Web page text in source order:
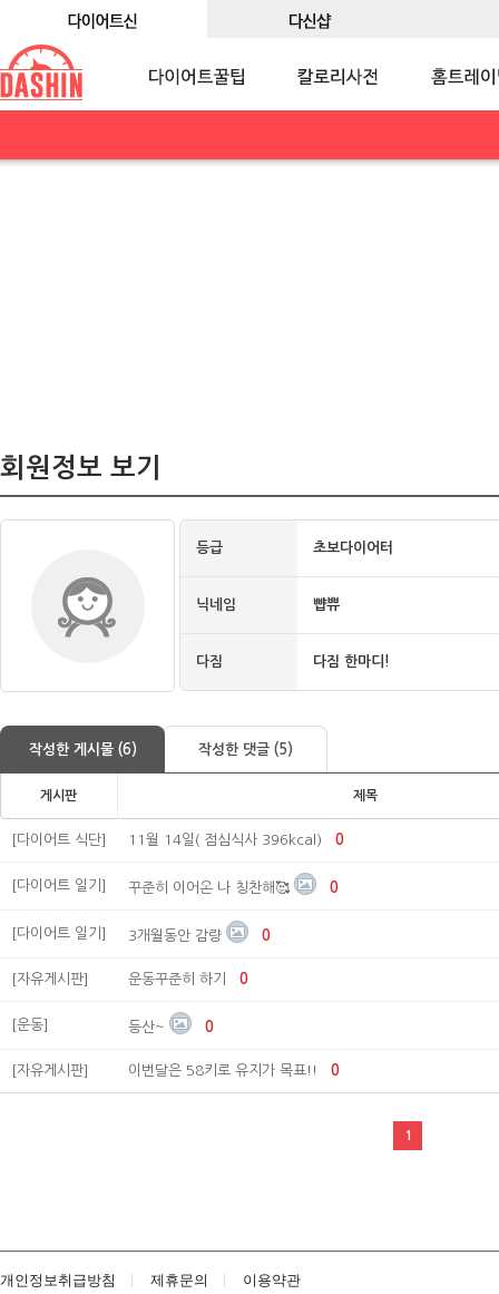
회원정보 보기
등급 초보다이어터
닉네임 뺩쀼
다짐 다짐 한마디!
작성한 게시물 (6) 작성한 댓글 (5)
게시판 제목
[다이어트 식단] 11월 14일( 점심식사 396kcal) 0
[다이어트 일기] 꾸준히 이어온 나 칭찬해🥰 0
[다이어트 일기] 3개월동안 감량 0
[자유게시판] 운동꾸준히 하기 0
[운동] 등산~ 0
[자유게시판] 이번달은 58키로 유지가 목표!! 0
1
개인정보취급방침 제휴문의 이용약관